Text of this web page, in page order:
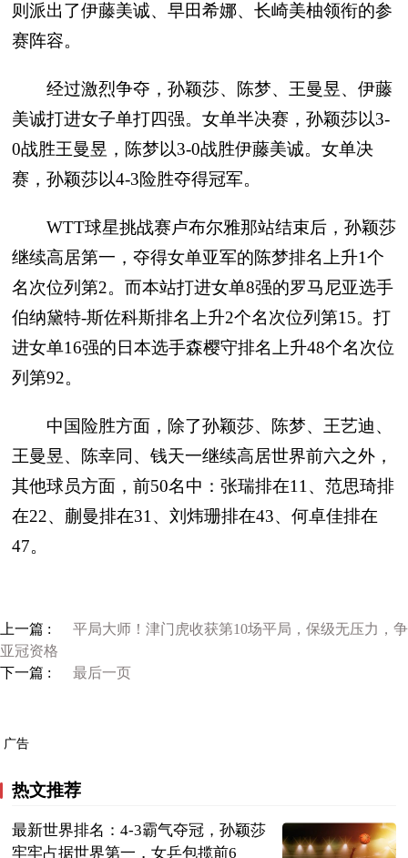
则派出了伊藤美诚、早田希娜、长崎美柚领衔的参
赛阵容。
经过激烈争夺，孙颖莎、陈梦、王曼昱、伊藤
美诚打进女子单打四强。女单半决赛，孙颖莎以3-
0战胜王曼昱，陈梦以3-0战胜伊藤美诚。女单决
赛，孙颖莎以4-3险胜夺得冠军。
WTT球星挑战赛卢布尔雅那站结束后，孙颖莎
继续高居第一，夺得女单亚军的陈梦排名上升1个
名次位列第2。而本站打进女单8强的罗马尼亚选手
伯纳黛特-斯佐科斯排名上升2个名次位列第15。打
进女单16强的日本选手森樱守排名上升48个名次位
列第92。
中国险胜方面，除了孙颖莎、陈梦、王艺迪、
王曼昱、陈幸同、钱天一继续高居世界前六之外，
其他球员方面，前50名中：张瑞排在11、范思琦排
在22、蒯曼排在31、刘炜珊排在43、何卓佳排在
47。
上一篇 :
平局大师！津门虎收获第10场平局，保级无压力，争
亚冠资格
下一篇 :
最后一页
广告
热文推荐
最新世界排名：4-3霸气夺冠，孙颖莎
牢牢占据世界第一，女乒包揽前6